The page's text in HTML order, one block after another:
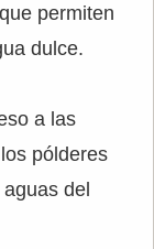
permiten
dulce.
a las
pólderes
del